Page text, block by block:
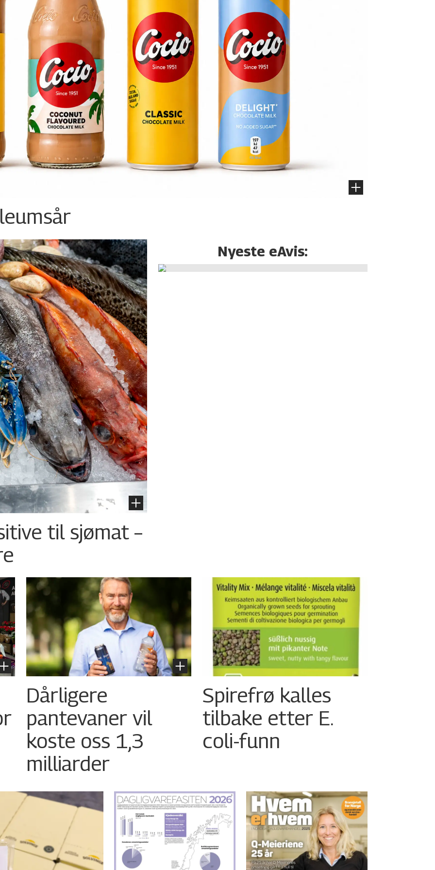
til sjømat –
Nyeste eAvis:
Dårligere
pantevaner vil
koste oss 1,3
milliarder
Spirefrø kalles
tilbake etter E.
coli-funn